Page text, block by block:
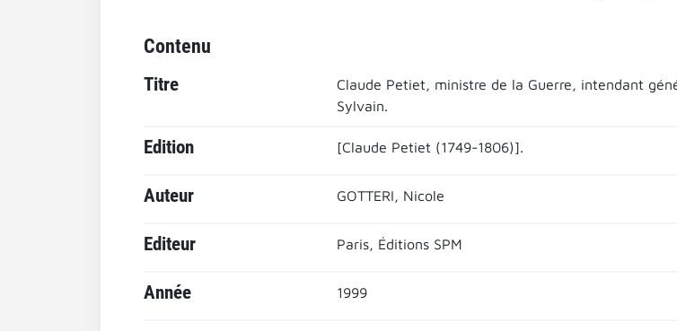
Contenu
Titre
Claude Petiet, ministre de la Guerre, intendant
Sylvain.
Edition [Claude Petiet (1749-1806)].
Auteur GOTTERI, Nicole
Editeur Paris, Éditions SPM
Année 1999